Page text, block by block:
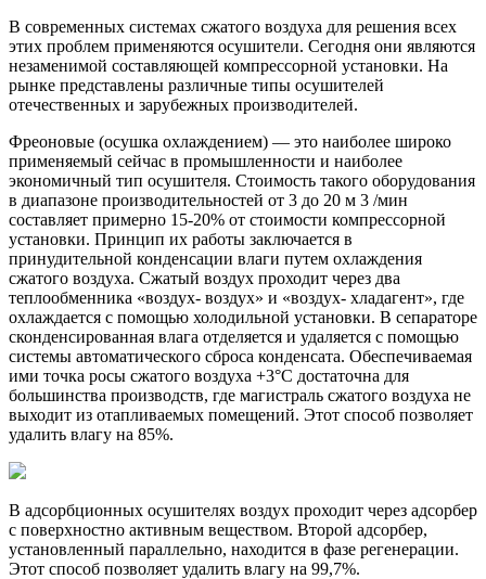
В современных системах сжатого воздуха для решения всех
этих проблем применяются осушители. Сегодня они являются
незаменимой составляющей компрессорной установки. На
рынке представлены различные типы осушителей
отечественных и зарубежных производителей.
Фреоновые (осушка охлаждением) — это наиболее широко
применяемый сейчас в промышленности и наиболее
экономичный тип осушителя. Стоимость такого оборудования
в диапазоне производительностей от 3 до 20 м 3 /мин
составляет примерно 15-20% от стоимости компрессорной
установки. Принцип их работы заключается в
принудительной конденсации влаги путем охлаждения
сжатого воздуха. Сжатый воздух проходит через два
теплообменника «воздух- воздух» и «воздух- хладагент», где
охлаждается с помощью холодильной установки. В сепараторе
сконденсированная влага отделяется и удаляется с помощью
системы автоматического сброса конденсата. Обеспечиваемая
ими точка росы сжатого воздуха +3°C достаточна для
большинства производств, где магистраль сжатого воздуха не
выходит из отапливаемых помещений. Этот способ позволяет
удалить влагу на 85%.
В адсорбционных осушителях воздух проходит через адсорбер
с поверхностно активным веществом. Второй адсорбер,
установленный параллельно, находится в фазе регенерации.
Этот способ позволяет удалить влагу на 99,7%.